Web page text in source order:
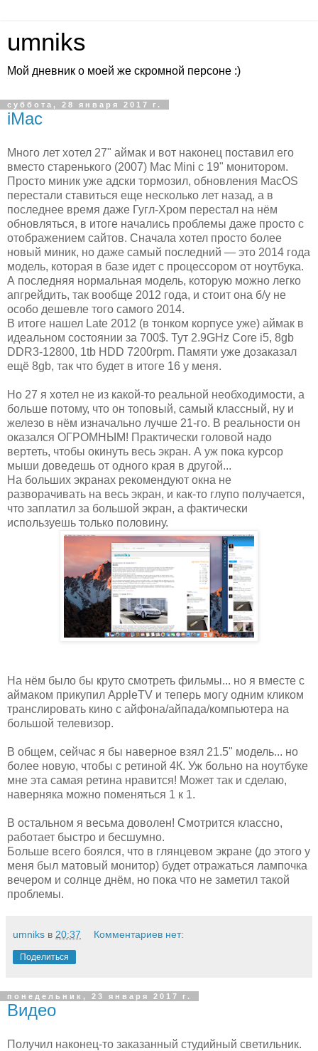
umniks
Мой дневник о моей же скромной персоне :)
суббота, 28 января 2017 г.
iMac
Много лет хотел 27" аймак и вот наконец поставил его
вместо старенького (2007) Mac Mini с 19" монитором.
Просто миник уже адски тормозил, обновления MacOS
перестали ставиться еще несколько лет назад, а в
последнее время даже Гугл-Хром перестал на нём
обновляться, в итоге начались проблемы даже просто с
отображением сайтов. Сначала хотел просто более
новый миник, но даже самый последний — это 2014 года
модель, которая в базе идет с процессором от ноутбука.
А последняя нормальная модель, которую можно легко
апгрейдить, так вообще 2012 года, и стоит она б/у не
особо дешевле того самого 2014.
В итоге нашел Late 2012 (в тонком корпусе уже) аймак в
идеальном состоянии за 700$. Тут 2.9GHz Core i5, 8gb
DDR3-12800, 1tb HDD 7200rpm. Памяти уже дозаказал
ещё 8gb, так что будет в итоге 16 у меня.
Но 27 я хотел не из какой-то реальной необходимости, а
больше потому, что он топовый, самый классный, ну и
железо в нём изначально лучше 21-го. В реальности он
оказался ОГРОМНЫМ! Практически головой надо
вертеть, чтобы окинуть весь экран. А уж пока курсор
мыши доведешь от одного края в другой...
На больших экранах рекомендуют окна не
разворачивать на весь экран, и как-то глупо получается,
что заплатил за большой экран, а фактически
используешь только половину.
На нём было бы круто смотреть фильмы... но я вместе с
аймаком прикупил AppleTV и теперь могу одним кликом
транслировать кино с айфона/айпада/компьютера на
большой телевизор.
В общем, сейчас я бы наверное взял 21.5" модель... но
более новую, чтобы с ретиной 4К. Уж больно на ноутбуке
мне эта самая ретина нравится! Может так и сделаю,
наверняка можно поменяться 1 к 1.
В остальном я весьма доволен! Смотрится классно,
работает быстро и бесшумно.
Больше всего боялся, что в глянцевом экране (до этого у
меня был матовый монитор) будет отражаться лампочка
вечером и солнце днём, но пока что не заметил такой
проблемы.
umniks в 20:37 Комментариев нет:
Поделиться
понедельник, 23 января 2017 г.
Видео
Получил наконец-то заказанный студийный светильник.